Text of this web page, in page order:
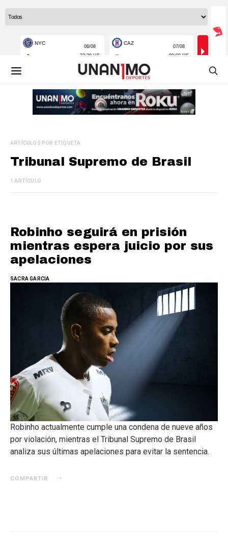
ARTÍCULOS POR ETIQUETA
Tribunal Supremo de Brasil
1 ARTÍCULO
Robinho seguirá en prisión
mientras espera juicio por sus
apelaciones
SACRA GARCIA
Robinho actualmente cumple una condena de nueve años
por violación, mientras el Tribunal Supremo de Brasil
analiza sus últimas apelaciones para evitar la sentencia.
COMPARTIR